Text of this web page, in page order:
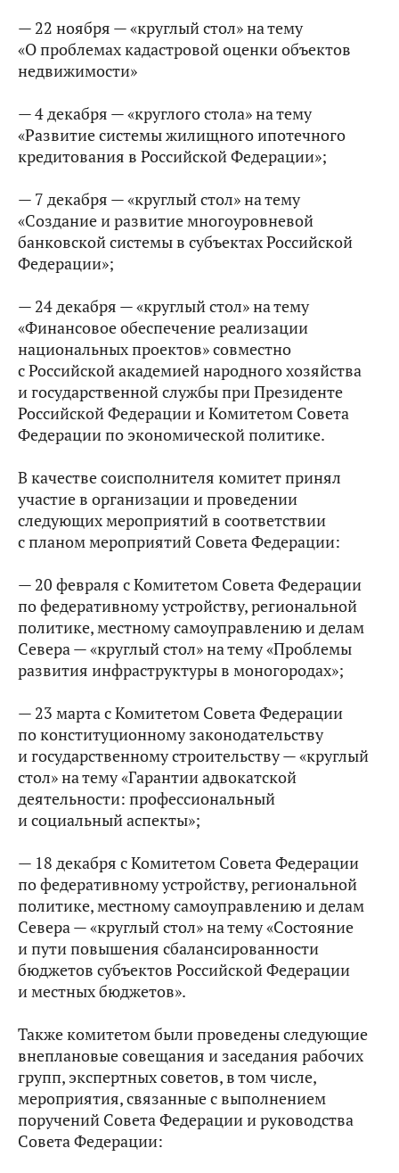
— 22 ноября — «круглый стол» на тему
«О проблемах кадастровой оценки объектов
недвижимости»
— 4 декабря — «круглого стола» на тему
«Развитие системы жилищного ипотечного
кредитования в Российской Федерации»;
— 7 декабря — «круглый стол» на тему
«Создание и развитие многоуровневой
банковской системы в субъектах Российской
Федерации»;
— 24 декабря — «круглый стол» на тему
«Финансовое обеспечение реализации
национальных проектов» совместно
с Российской академией народного хозяйства
и государственной службы при Президенте
Российской Федерации и Комитетом Совета
Федерации по экономической политике.
В качестве соисполнителя комитет принял
участие в организации и проведении
следующих мероприятий в соответствии
с планом мероприятий Совета Федерации:
— 20 февраля с Комитетом Совета Федерации
по федеративному устройству, региональной
политике, местному самоуправлению и делам
Севера — «круглый стол» на тему «Проблемы
развития инфраструктуры в моногородах»;
— 23 марта с Комитетом Совета Федерации
по конституционному законодательству
и государственному строительству — «круглый
стол» на тему «Гарантии адвокатской
деятельности: профессиональный
и социальный аспекты»;
— 18 декабря с Комитетом Совета Федерации
по федеративному устройству, региональной
политике, местному самоуправлению и делам
Севера — «круглый стол» на тему «Состояние
и пути повышения сбалансированности
бюджетов субъектов Российской Федерации
и местных бюджетов».
Также комитетом были проведены следующие
внеплановые совещания и заседания рабочих
групп, экспертных советов, в том числе,
мероприятия, связанные с выполнением
поручений Совета Федерации и руководства
Совета Федерации: